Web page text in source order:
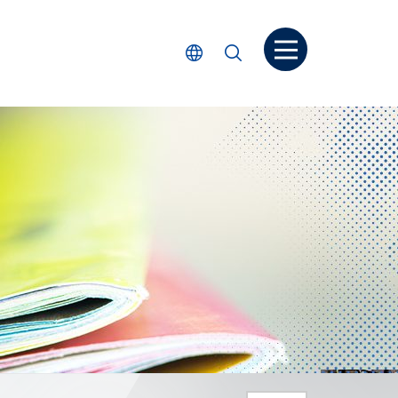
Select Language
Search Open menu